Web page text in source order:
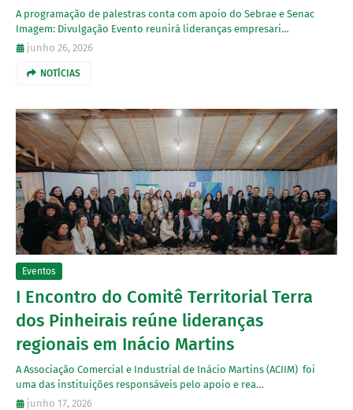
A programação de palestras conta com apoio do Sebrae e Senac
Imagem: Divulgação Evento reunirá lideranças empresari…
junho 26, 2026
NOTÍCIAS
Eventos
I Encontro do Comitê Territorial Terra
dos Pinheirais reúne lideranças
regionais em Inácio Martins
A Associação Comercial e Industrial de Inácio Martins (ACIIM) foi
uma das instituições responsáveis pelo apoio e rea…
junho 17, 2026